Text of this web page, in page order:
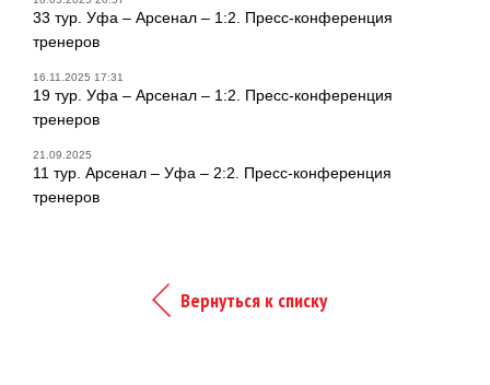
33 тур. Уфа – Арсенал – 1:2. Пресс-конференция
тренеров
16.11.2025 17:31
19 тур. Уфа – Арсенал – 1:2. Пресс-конференция
тренеров
21.09.2025
11 тур. Арсенал – Уфа – 2:2. Пресс-конференция
тренеров
Вернуться к списку